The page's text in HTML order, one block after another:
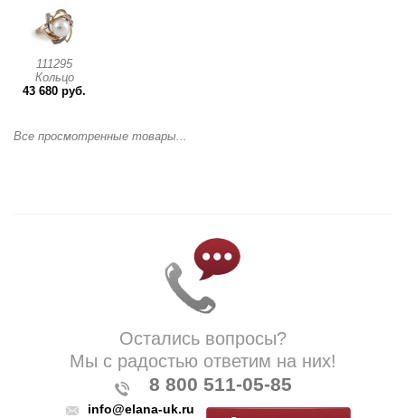
111295
Кольцо
43 680 руб.
Все просмотренные товары...
Остались вопросы?
Мы с радостью ответим на них!
8 800 511-05-85
info@elana-uk.ru